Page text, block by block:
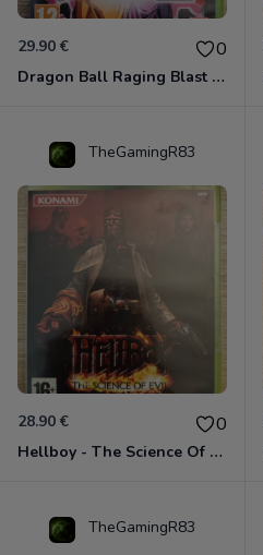
29.90 € 0
Dragon Ball Raging Blast 2 Xbox 360
TheGamingR83
28.90 € 0
Hellboy - The Science Of Evil Xbox 360
TheGamingR83